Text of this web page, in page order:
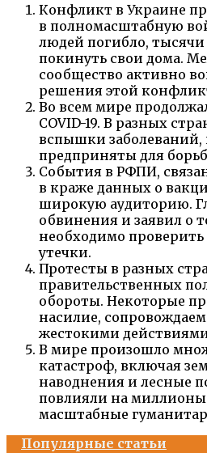
Конфликт в Украине
в полномасштабную
людей погибло,
покинуть свои дома.
сообщество активно
решения этой
Во всем мире
COVID-19. В разных
вспышки
предприняты для
События в РФПИ,
в краже данных о
широкую аудиторию.
обвинения и заявил о
необходимо
утечки.
Протесты в разных
правительственных
обороты. Некоторые
насилие,
жестокими
В мире произошло
катастроф, включая
наводнения и лесные
повлияли на
масштабные
Популярные статьи